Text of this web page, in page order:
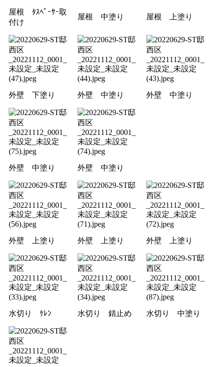
屋根 ﾀｽﾍﾟｰｻｰ取
付け
屋根 中塗り 屋根 上塗り
外壁 下塗り 外壁 中塗り 外壁 中塗り
外壁 中塗り 外壁 中塗り
外壁 上塗り 外壁 上塗り 外壁 上塗り
水切り ｹﾚﾝ 水切り 錆止め 水切り 中塗り